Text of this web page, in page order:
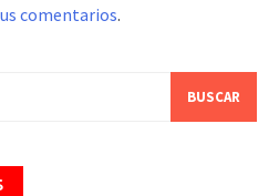
comentarios.